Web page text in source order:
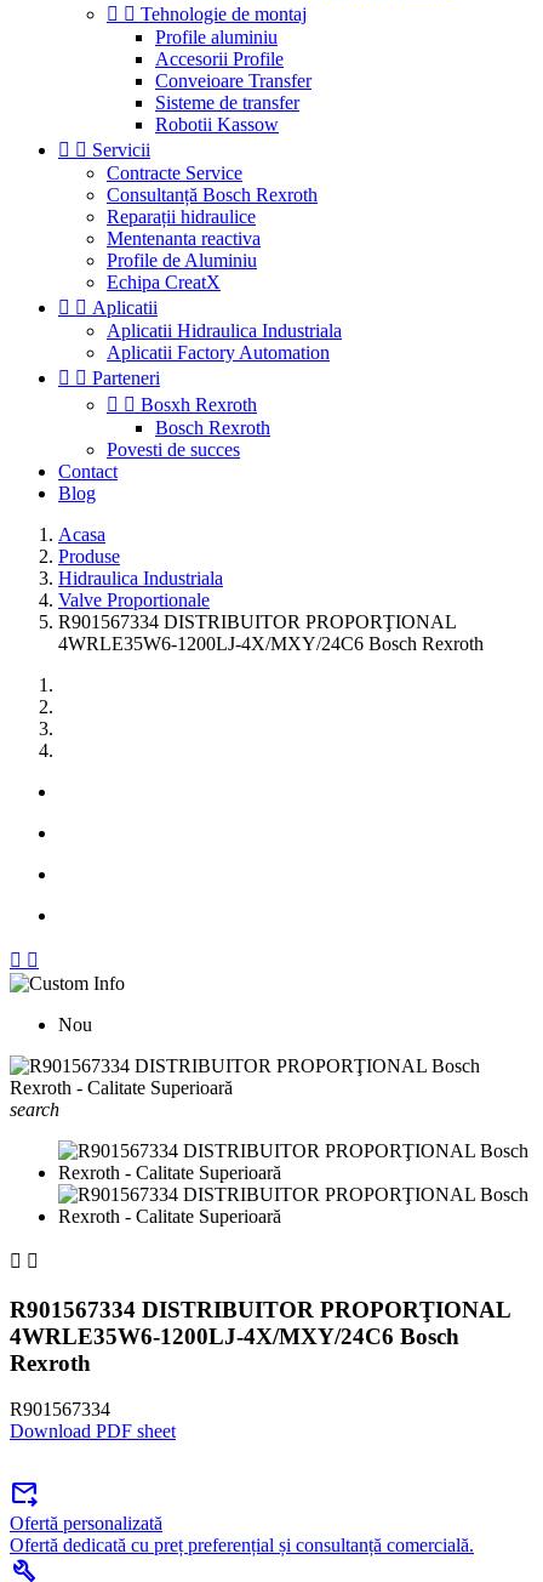
  Tehnologie de montaj
Profile aluminiu
Accesorii Profile
Conveioare Transfer
Sisteme de transfer
Robotii Kassow
  Servicii
Contracte Service
Consultanță Bosch Rexroth
Reparații hidraulice
Mentenanta reactiva
Profile de Aluminiu
Echipa CreatX
  Aplicatii
Aplicatii Hidraulica Industriala
Aplicatii Factory Automation
  Parteneri
  Bosxh Rexroth
Bosch Rexroth
Povesti de succes
Contact
Blog
Acasa
Produse
Hidraulica Industriala
Valve Proportionale
R901567334 DISTRIBUITOR PROPORŢIONAL
4WRLE35W6-1200LJ-4X/MXY/24C6 Bosch Rexroth
 
Nou
search
 
R901567334 DISTRIBUITOR PROPORŢIONAL
4WRLE35W6-1200LJ-4X/MXY/24C6 Bosch
Rexroth
R901567334
Download PDF sheet
forward_to_inbox
Ofertă personalizată
Ofertă dedicată cu preț preferențial și consultanță comercială.
build